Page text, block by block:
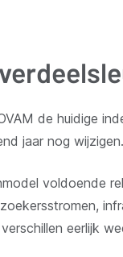
de huidige
jaar nog wijzigen.
voldoende
eerlijk